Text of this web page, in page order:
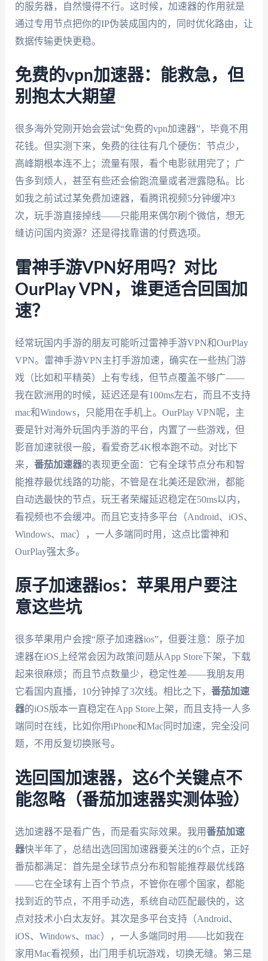
的服务器，自然慢得不行。这时候，加速器的作用就是
通过专用节点把你的IP伪装成国内的，同时优化路由，让
数据传输更快更稳。
免费的vpn加速器：能救急，但
别抱太大期望
很多海外党刚开始会尝试“免费的vpn加速器”，毕竟不用
花钱。但实测下来，免费的往往有几个硬伤：节点少，
高峰期根本连不上；流量有限，看个电影就用完了；广
告多到烦人，甚至有些还会偷跑流量或者泄露隐私。比
如我之前试过某免费加速器，看腾讯视频5分钟缓冲3
次，玩手游直接掉线——只能用来偶尔刷个微信，想无
缝访问国内资源？还是得找靠谱的付费选项。
雷神手游VPN好用吗？对比
OurPlay VPN，谁更适合回国加
速？
经常玩国内手游的朋友可能听过雷神手游VPN和OurPlay
VPN。雷神手游VPN主打手游加速，确实在一些热门游
戏（比如和平精英）上有专线，但节点覆盖不够广——
我在欧洲用的时候，延迟还是有100ms左右，而且不支持
mac和Windows，只能用在手机上。OurPlay VPN呢，主
要是针对海外玩国内手游的平台，内置了一些游戏，但
影音加速就很一般，看爱奇艺4K根本跑不动。对比下
来， 番茄加速器的表现更全面：它有全球节点分布和智
能推荐最优线路的功能，不管是在北美还是欧洲，都能
自动选最快的节点，玩王者荣耀延迟稳定在50ms以内，
看视频也不会缓冲。而且它支持多平台（Android、iOS、
Windows、mac），一人多端同时用，这点比雷神和
OurPlay强太多。
原子加速器ios：苹果用户要注
意这些坑
很多苹果用户会搜“原子加速器ios”，但要注意：原子加
速器在iOS上经常会因为政策问题从App Store下架，下载
起来很麻烦；而且节点数量少，稳定性差——我朋友用
它看国内直播，10分钟掉了3次线。相比之下， 番茄加速
器的iOS版本一直稳定在App Store上架，而且支持一人多
端同时在线，比如你用iPhone和Mac同时加速，完全没问
题，不用反复切换账号。
选回国加速器，这6个关键点不
能忽略（番茄加速器实测体验）
选加速器不是看广告，而是看实际效果。我用番茄加速
器快半年了，总结出选回国加速器要关注的6个点，正好
番茄都满足：首先是全球节点分布和智能推荐最优线路
——它在全球有上百个节点，不管你在哪个国家，都能
找到近的节点，不用手动选，系统自动匹配最快的，这
点对技术小白太友好。其次是多平台支持（Android、
iOS、Windows、mac），一人多端同时用——比如我在
家用Mac看视频，出门用手机玩游戏，切换无缝。第三是